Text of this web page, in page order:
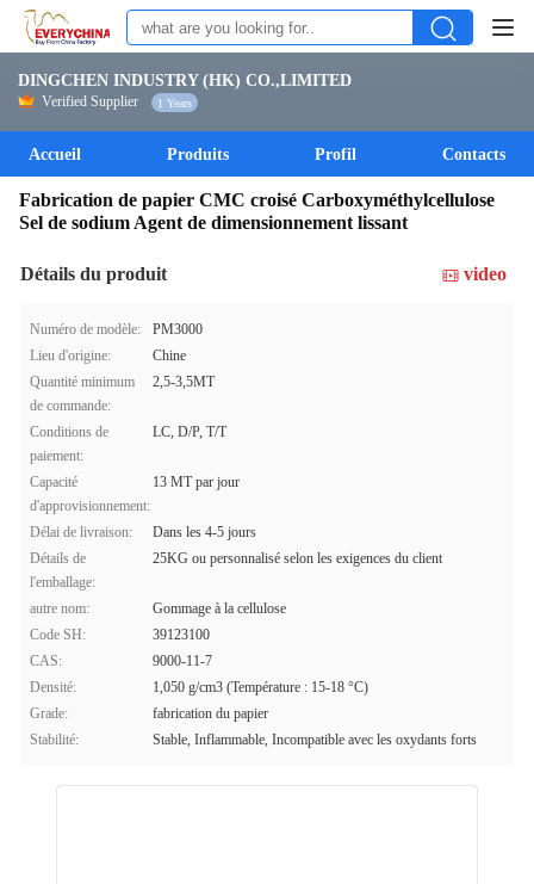
DINGCHEN INDUSTRY (HK) CO.,LIMITED
Verified Supplier 1 Years
Accueil Produits Profil Contacts
Fabrication de papier CMC croisé Carboxyméthylcellulose
Sel de sodium Agent de dimensionnement lissant
Détails du produit video
Numéro de modèle:
PM3000
Lieu d'origine:
Chine
Quantité minimum
de commande:
2,5-3,5MT
Conditions de
paiement:
LC, D/P, T/T
Capacité
d'approvisionnement:
13 MT par jour
Délai de livraison:
Dans les 4-5 jours
Détails de
l'emballage:
25KG ou personnalisé selon les exigences du client
autre nom:
Gommage à la cellulose
Code SH:
39123100
CAS:
9000-11-7
Densité:
1,050 g/cm3 (Température : 15-18 °C)
Grade:
fabrication du papier
Stabilité:
Stable, Inflammable, Incompatible avec les oxydants forts